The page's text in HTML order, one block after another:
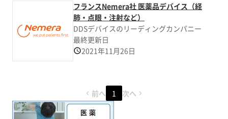
フランスNemera社 医薬品デバイス（経
肺・点眼・注射など）
DDSデバイスのリーディングカンパニー
最終更新日
2021年11月26日
前へ 1 次へ